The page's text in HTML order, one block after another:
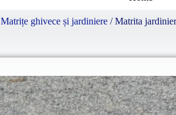
Matrițe ghivece și jardiniere / Matrita